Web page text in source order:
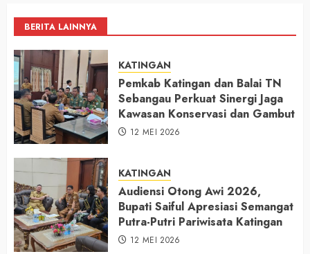
BERITA LAINNYA
KATINGAN
Pemkab Katingan dan Balai TN
Sebangau Perkuat Sinergi Jaga
Kawasan Konservasi dan Gambut
12 MEI 2026
KATINGAN
Audiensi Otong Awi 2026,
Bupati Saiful Apresiasi Semangat
Putra-Putri Pariwisata Katingan
12 MEI 2026